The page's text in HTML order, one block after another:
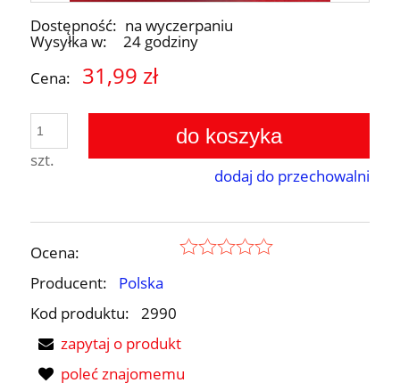
Dostępność: na wyczerpaniu
Wysyłka w:
24 godziny
Cena:
31,99 zł
szt.
do koszyka
dodaj do przechowalni
Ocena:
Producent:
Polska
Kod produktu:
2990
zapytaj o produkt
poleć znajomemu